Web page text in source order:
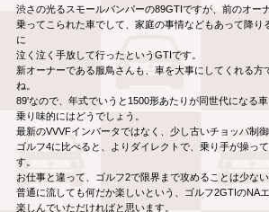
渋さの光るスモールバンパーの89GTIですが、前のオー
乗ってこられた車でして、家庭の事情などもあって降り
に
泣く泣く手放して行ったというGTIです。
新オーナーである服鳥さんも、車を大事にしてくれる方
ね。
89'なので、年式でいうと1500形あたりが同世代になる車
乗り味的にはどうでしょう。
最新のVVVFインバータではなく、少し古いチョッパ制
ゴルフ4に比べると、よりダイレクトで、乗り手が操っ
す。
お仕事と違って、ゴルフ2で限界まで攻めることは少ない
普通に流しても何だか楽しいという、ゴルフ2GTIのNA
楽しんでいただければと思います。